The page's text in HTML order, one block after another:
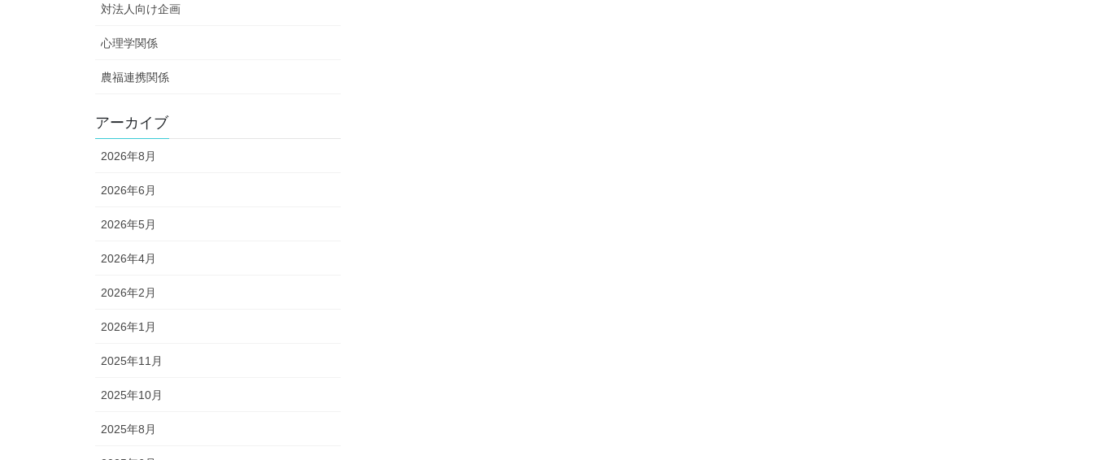
対法人向け企画
心理学関係
農福連携関係
アーカイブ
2026年8月
2026年6月
2026年5月
2026年4月
2026年2月
2026年1月
2025年11月
2025年10月
2025年8月